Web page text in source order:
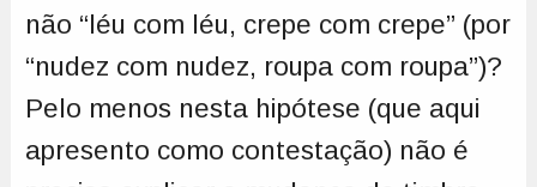
não “léu com léu, crepe com crepe” (por
“nudez com nudez, roupa com roupa”)?
Pelo menos nesta hipótese (que aqui
apresento como contestação) não é